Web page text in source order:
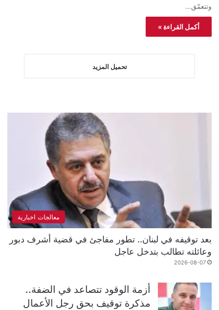
وتتعمّق…
أكمل القراءة »
تحميل المزيد
معالجات اخبارية
بعد توقيفه في لبنان.. تطور مفاجئ في قضية أشرف دبور
وعائلته تطالب بتدخل عاجل
2026-08-07
أزمة الوقود تتصاعد في الضفة..
مذكرة توقيف بحق رجل الأعمال